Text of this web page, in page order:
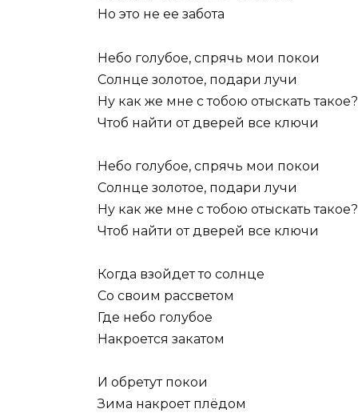
Но это не ее забота
Небо голубое, спрячь мои покои
Солнце золотое, подари лучи
Ну как же мне с тобою отыскать такое?
Чтоб найти от дверей все ключи
Небо голубое, спрячь мои покои
Солнце золотое, подари лучи
Ну как же мне с тобою отыскать такое?
Чтоб найти от дверей все ключи
Когда взойдет то солнце
Со своим рассветом
Где небо голубое
Накроется закатом
И обретут покои
Зима накроет плёдом